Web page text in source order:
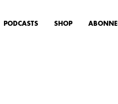
PODCASTS SHOP